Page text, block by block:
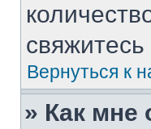
Вернуться к
» Как мне